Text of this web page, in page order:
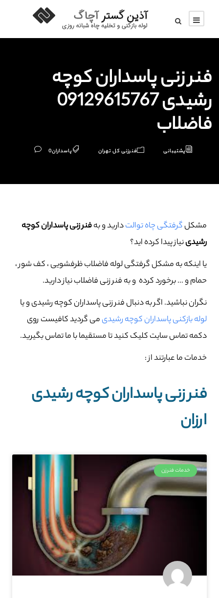
فنر زنی پاسداران کوچه
رشیدی 09129615767
فاضلاب
پشتیبانی فنرزنی کل تهران پاسداران0
مشکلگرفتگی چاه توالتدارید و بهفنر زنی پاسداران کوچه
رشیدینیاز پیدا کرده اید؟
یا اینکه به مشکل گرفتگی لوله فاضلاب ظرفشویی ، کف شور ،
حمام و … برخورد کرده و به فنر زنی فاضلاب نیاز دارید.
نگران نباشید. اگر به دنبال فنر زنی پاسداران کوچه رشیدی و یا
لوله بازکنی پاسداران کوچه رشیدیمی گردید کافیست روی
دکمه تماس سایت کلیک کنید تا مستقیما با ما تماس بگیرید.
خدمات ما عبارتند از :
فنر زنی پاسداران کوچه رشیدی
ارزان
خدمات فنرزن